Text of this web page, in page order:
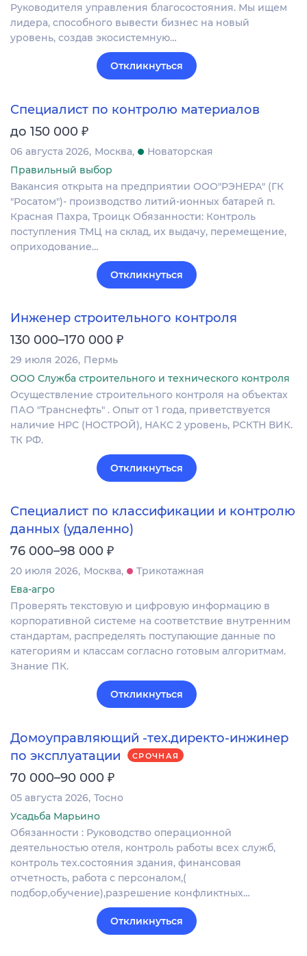
Руководителя управления благосостояния. Мы ищем
лидера, способного вывести бизнес на новый
уровень, создав экосистемную…
Откликнуться
Специалист по контролю материалов
до 150 000 ₽
06 августа 2026 Москва
Новаторская
Правильный выбор
Вакансия открыта на предприятии ООО"РЭНЕРА" (ГК
"Росатом")- производство литий-ионных батарей п.
Красная Пахра, Троицк Обязанности: Контроль
поступления ТМЦ на склад, их выдачу, перемещение,
оприходование…
Откликнуться
Инженер строительного контроля
130 000–170 000 ₽
29 июля 2026 Пермь
ООО Служба строительного и технического контроля
Осуществление строительного контроля на объектах
ПАО "Транснефть" . Опыт от 1 года, приветствуется
наличие НРС (НОСТРОЙ), НАКС 2 уровень, РСКТН ВИК.
ТК РФ.
Откликнуться
Специалист по классификации и контролю
данных (удаленно)
76 000–98 000 ₽
20 июля 2026 Москва
Трикотажная
Ева-агро
Проверять текстовую и цифровую информацию в
корпоративной системе на соответствие внутренним
стандартам, распределять поступающие данные по
категориям и классам согласно готовым алгоритмам.
Знание ПК.
Откликнуться
Домоуправляющий -тех.директо-инжинер
по эксплуатации
СРОЧНАЯ
70 000–90 000 ₽
05 августа 2026 Тосно
Усадьба Марьино
Обязанности : Руководство операционной
деятельностью отеля, контроль работы всех служб,
контроль тех.состояния здания, финансовая
отчетность, работа с персоналом,(
подбор,обучение),разрешение конфликтных…
Откликнуться